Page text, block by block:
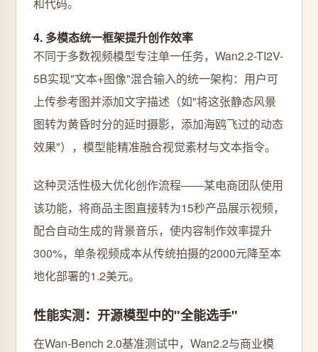
4. 多模态统一框架提升创作效率
不同于多数视频模型专注单一任务，Wan2.2-TI2V-
5B实现"文本+图像"混合输入的统一架构：用户可
上传参考图并添加文字描述（如"将这张静态风景
图转为黄昏时分的延时摄影，添加海鸥飞过的动态
效果"），模型能精准融合视觉素材与文本指令。
这种灵活性极大优化创作流程——某电商团队使用
该功能，将商品主图直接转为15秒产品展示视频，
配合自动生成的背景音乐，使内容制作效率提升
300%，单条视频成本从传统拍摄的2000元降至本
地化部署的1.2美元。
性能实测：开源模型中的"全能选手"
在Wan-Bench 2.0基准测试中，Wan2.2与商业模